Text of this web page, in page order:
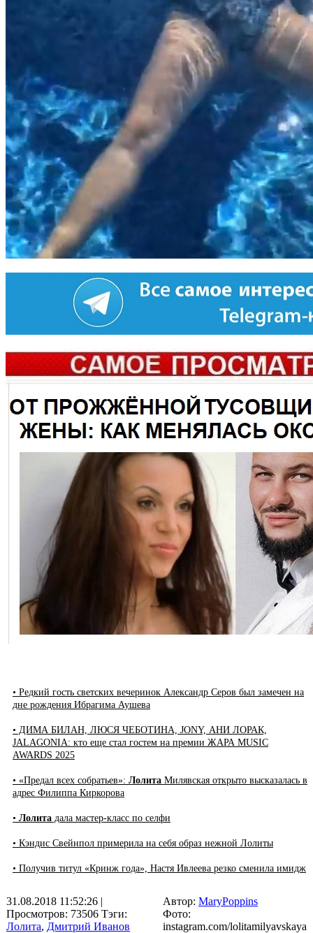
• Редкий гость светских вечеринок Александр Серов был замечен на
дне рождения Ибрагима Аушева
• ДИМА БИЛАН, ЛЮСЯ ЧЕБОТИНА, JONY, АНИ ЛОРАК,
JALAGONIA: кто еще стал гостем на премии ЖАРА MUSIC
AWARDS 2025
• «Предал всех собратьев»: Лолита Милявская открыто высказалась в
адрес Филиппа Киркорова
• Лолита дала мастер-класс по селфи
• Кэндис Свейнпол примерила на себя образ нежной Лолиты
• Получив титул «Кринж года», Настя Ивлеева резко сменила имидж
31.08.2018 11:52:26 |
Просмотров: 73506 Тэги:
Лолита, Дмитрий Иванов
Автор: MaryPoppins
Фото:
instagram.com/lolitamilyavskaya